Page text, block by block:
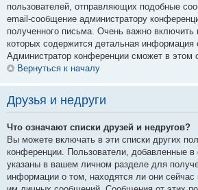
пользователей, отправляющих подобные
email-сообщение администратору
полученного письма. Очень важно включить
которых содержится детальная информация
Администратор конференции сможет в этом
Вернуться к началу
Друзья и недруги
Что означают списки друзей и недругов?
Вы можете включать в эти списки других
конференции. Пользователи, добавленные в
указаны в вашем личном разделе для
информации о том, находятся ли они сейчас